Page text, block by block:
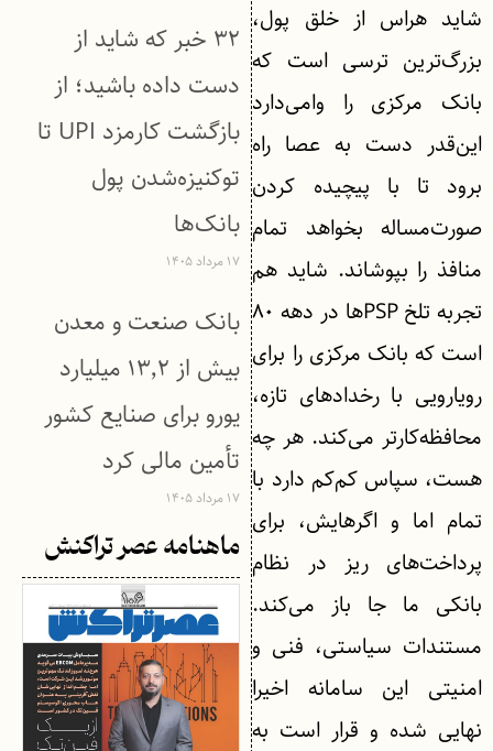
شاید هراس از خلق پول،
بزرگ‌ترین ترسی است که
بانک مرکزی را وامی‌دارد
این‌قدر دست به عصا راه
برود تا با پیچیده‌ کردن
صورت‌مساله بخواهد تمام
منافذ را بپوشاند. شاید هم
تجربه تلخ PSPها در دهه ۸۰
است که بانک مرکزی را برای
رویارویی با رخدادهای تازه،
محافظه‌کارتر می‌کند. هر چه
هست، سپاس کم‌کم دارد با
تمام اما و اگرهایش، برای
پرداخت‌های ریز در نظام
بانکی ما جا باز می‌کند.
مستندات سیاستی، فنی و
امنیتی این سامانه اخیرا
نهایی شده و قرار است به
۳۲ خبر که شاید از
دست داده باشید؛ از
بازگشت کارمزد UPI تا
توکنیزه‌شدن پول
بانک‌ها
۱۷ مرداد ۱۴۰۵
بانک صنعت و معدن
بیش از ۱۳٬۲ میلیارد
یورو برای صنایع کشور
تأمین مالی کرد
۱۷ مرداد ۱۴۰۵
ماهنامه عصر تراکنش